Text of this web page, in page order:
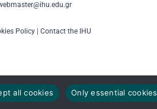
Policy| Contact the IHU
all cookies Only essential cookies